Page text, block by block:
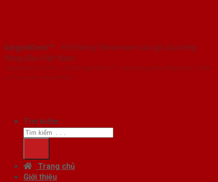
SaigonDoor™ - Hệ thống Showroom cửa gỗ cửa thép
hàng đầu Việt Nam
Copyright ⓒ 2016 – 2026 SaigonDoor™ - www.cuagocuathep.com | Đơn
vị chủ quản SaigonDoor
Tìm kiếm:
Trang chủ
Giới thiệu